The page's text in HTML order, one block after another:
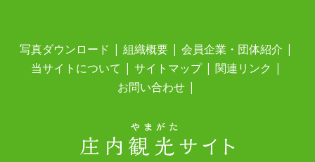
写真ダウンロード 組織概要
会員企業・団体紹介
当サイトについて
サイトマップ
関連リンク
お問い合わせ